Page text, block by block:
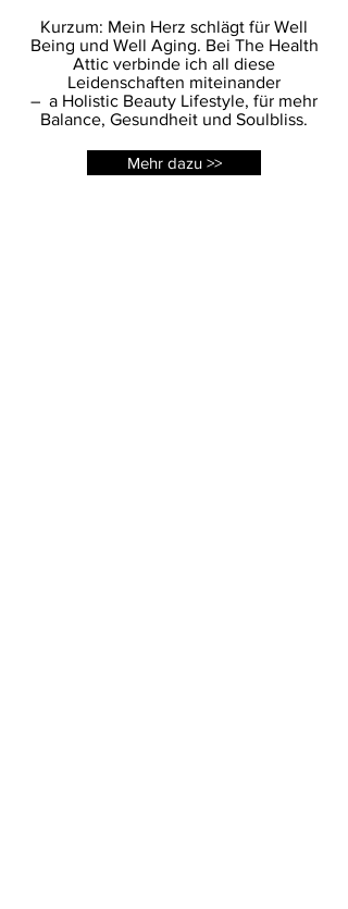
Kurzum: Mein Herz schlägt für Well
Being und Well Aging. Bei The Health
Attic verbinde ich all diese
Leidenschaften miteinander
– a Holistic Beauty Lifestyle, für mehr
Balance, Gesundheit und Soulbliss.
Mehr dazu >>